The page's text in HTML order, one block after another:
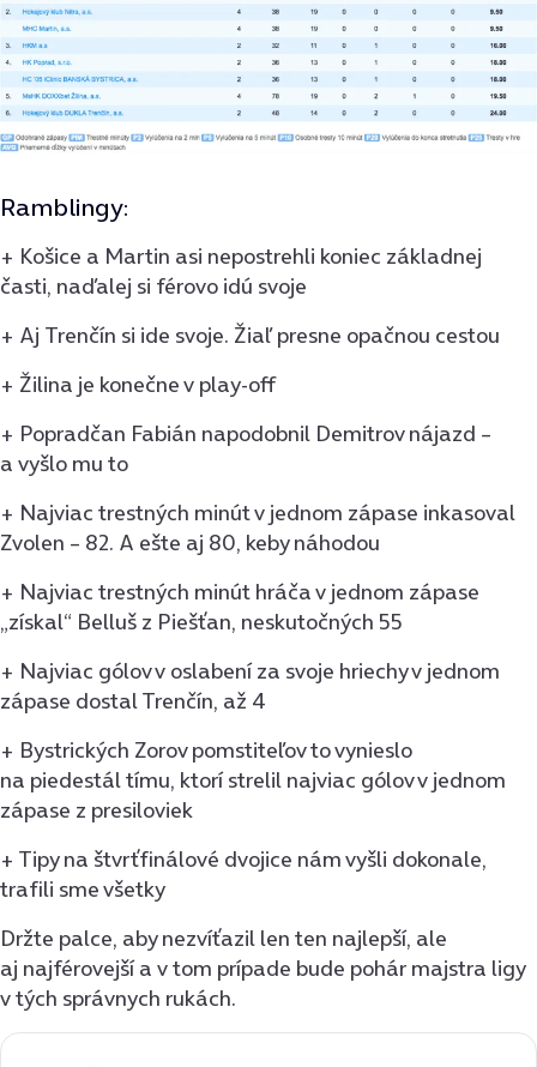
Ramblingy:
+ Košice a Martin asi nepostrehli koniec základnej
časti, naďalej si férovo idú svoje
+ Aj Trenčín si ide svoje. Žiaľ presne opačnou cestou
+ Žilina je konečne v play-off
+ Popradčan Fabián napodobnil Demitrov nájazd –
a vyšlo mu to
+ Najviac trestných minút v jednom zápase inkasoval
Zvolen – 82. A ešte aj 80, keby náhodou
+ Najviac trestných minút hráča v jednom zápase
„získal“ Belluš z Piešťan, neskutočných 55
+ Najviac gólov v oslabení za svoje hriechy v jednom
zápase dostal Trenčín, až 4
+ Bystrických Zorov pomstiteľov to vynieslo
na piedestál tímu, ktorí strelil najviac gólov v jednom
zápase z presiloviek
+ Tipy na štvrťfinálové dvojice nám vyšli dokonale,
trafili sme všetky
Držte palce, aby nezvíťazil len ten najlepší, ale
aj najférovejší a v tom prípade bude pohár majstra ligy
v tých správnych rukách.